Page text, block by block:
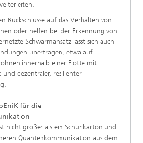
Rückschlüsse auf das Verhalten von
oder helfen bei der Erkennung von
Schwarmansatz lässt sich auch
übertragen, etwa auf
innerhalb einer Flotte mit
und dezentraler, resilienter
für die
nicht größer als ein Schuhkarton und
Quantenkommunikation aus dem